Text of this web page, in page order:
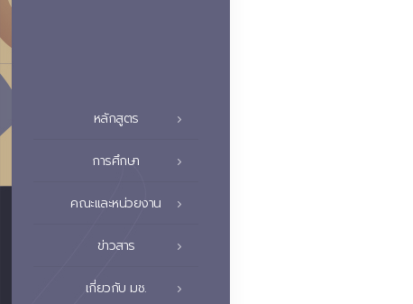
หลักสูตร
การศึกษา
คณะและหน่วยงาน
ข่าวสาร
เกี่ยวกับ มช.